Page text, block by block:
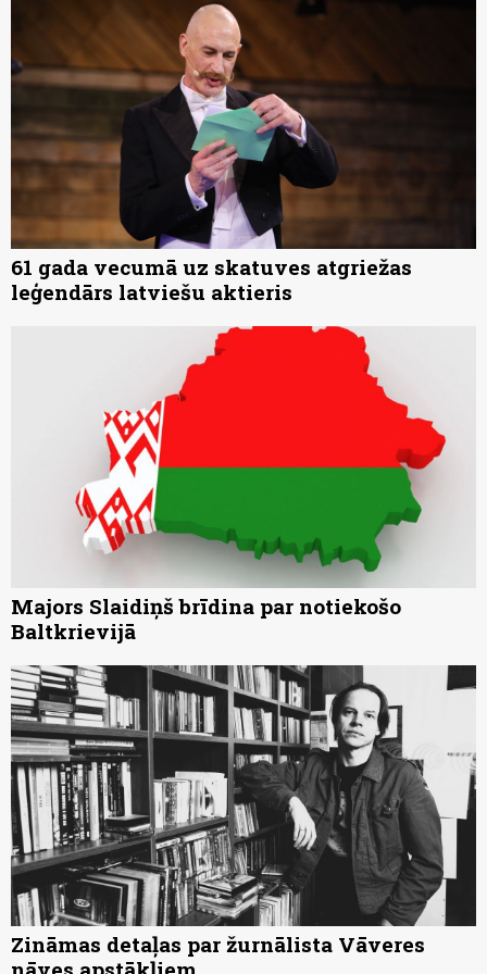
61 gada vecumā uz skatuves atgriežas
leģendārs latviešu aktieris
Majors Slaidiņš brīdina par notiekošo
Baltkrievijā
Zināmas detaļas par žurnālista Vāveres